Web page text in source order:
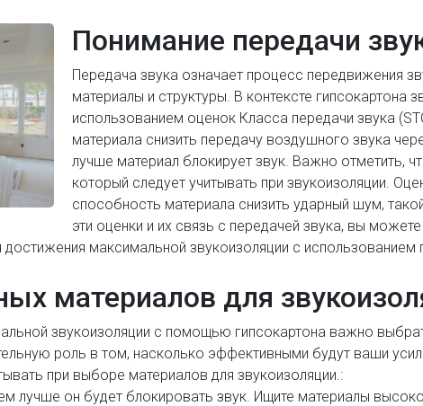
Понимание передачи
Передача звука означает процесс передвижения
материалы и структуры. В контексте гипсокартона
использованием оценок Класса передачи звука
материала снизить передачу воздушного звука
лучше материал блокирует звук. Важно отметить,
который следует учитывать при звукоизоляции.
способность материала снизить ударный шум,
эти оценки и их связь с передачей звука, вы
максимальной звукоизоляции с использованием
материалов для
звукоизоляции с помощью гипсокартона важно
роль в том, насколько эффективными будут ваши
при выборе материалов для звукоизоляции.:
лучше он будет блокировать звук. Ищите материалы